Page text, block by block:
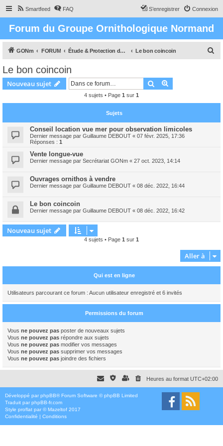
Smartfeed FAQ Connexion
S’enregistrer
Forum du Groupe Ornithologique Normand
GONm FORUM Étude & Protection des Oiseaux et de leurs milieux en Normandie Le bon coincoin
c
Le bon coincoin
Nouveau sujet Rechercher
4 sujets • Page 1 sur 1
Sujets
Conseil location vue mer pour observation limicoles
Dernier message par Guillaume DEBOUT « 07 févr. 2025, 17:36
Réponses : 1
Vente longue-vue
Dernier message par Secrétariat GONm « 27 oct. 2023, 14:14
Ouvrages ornithos à vendre
Dernier message par Guillaume DEBOUT « 08 déc. 2022, 16:44
Le bon coincoin
Dernier message par Guillaume DEBOUT « 08 déc. 2022, 16:42
Nouveau sujet
4 sujets • Page 1 sur 1
Aller à
Qui est en ligne
Utilisateurs parcourant ce forum : Aucun utilisateur enregistré et 6 invités
Permissions du forum
Vous ne pouvez pas poster de nouveaux sujets
Vous ne pouvez pas répondre aux sujets
Vous ne pouvez pas modifier vos messages
Vous ne pouvez pas supprimer vos messages
Vous ne pouvez pas joindre des fichiers
Heures au format UTC+02:00
Développé par phpBB® Forum Software © phpBB Limited
Traduit par phpBB-fr.com
Style proflat par ©Mazeltof 2017
Confidentialité | Conditions